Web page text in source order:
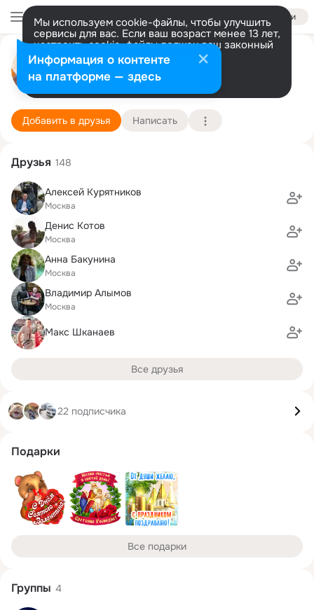
Войти
Мы используем cookie-файлы, чтобы улучшить
сервисы для вас. Если ваш возраст менее 13 лет,
настроить cookie-файлы должен ваш законный
представитель. Больше информации
Разрешить все Настроить
Олег Родин
Москва 22 октября (57 лет)
Подробнее
Добавить в друзья Написать
Друзья 148
Алексей Курятников
Москва
Денис Котов
Москва
Анна Бакунина
Москва
Владимир Алымов
Москва
Макс Шканаев
Все друзья
22 подписчика
Подарки
Все подарки
Группы 4
Информация о контенте
на платформе — здесь